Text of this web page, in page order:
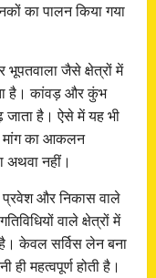
का पालन किया गया
भूपतवाला जैसे क्षेत्रों में
है। कांवड़ और कुंभ
है। ऐसे में यह भी
मांग का आकलन
अथवा नहीं।
प्रवेश और निकास वाले
वाले क्षेत्रों में
केवल सर्विस लेन बना
ही महत्वपूर्ण होती है।